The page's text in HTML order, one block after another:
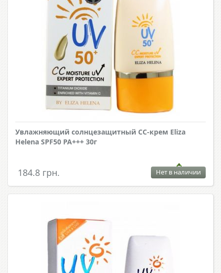
Увлажняющий солнцезащитный CC-крем Eliza
Helena SPF50 PA+++ 30г
184.8 грн. Нет в наличии